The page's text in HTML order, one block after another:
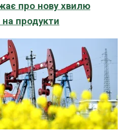
про нову хвилю
на продукти